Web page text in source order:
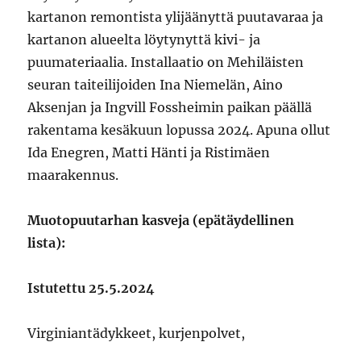
kartanon remontista ylijäänyttä puutavaraa ja
kartanon alueelta löytynyttä kivi- ja
puumateriaalia. Installaatio on Mehiläisten
seuran taiteilijoiden Ina Niemelän, Aino
Aksenjan ja Ingvill Fossheimin paikan päällä
rakentama kesäkuun lopussa 2024. Apuna ollut
Ida Enegren, Matti Hänti ja Ristimäen
maarakennus.
Muotopuutarhan kasveja (epätäydellinen
lista):
Istutettu 25.5.2024
Virginiantädykkeet, kurjenpolvet,